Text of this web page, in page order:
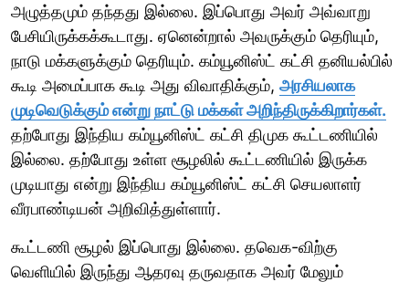
அழுத்தமும் தந்தது இல்லை. இப்பொது அவர் அவ்வாறு
பேசியிருக்கக்கூடாது. ஏனென்றால் அவருக்கும் தெரியும்,
நாடு மக்களுக்கும் தெரியும். கம்யூனிஸ்ட் கட்சி தனியல்பில்
கூடி அமைப்பாக கூடி அது விவாதிக்கும், அரசியலாக
முடிவெடுக்கும் என்று நாட்டு மக்கள் அறிந்திருக்கிறார்கள்.
தற்போது இந்திய கம்யூனிஸ்ட் கட்சி திமுக கூட்டணியில்
இல்லை. தற்போது உள்ள சூழலில் கூட்டணியில் இருக்க
முடியாது என்று இந்திய கம்யூனிஸ்ட் கட்சி செயலாளர்
வீரபாண்டியன் அறிவித்துள்ளார்.
கூட்டணி சூழல் இப்பொது இல்லை. தவெக-விற்கு
வெளியில் இருந்து ஆதரவு தருவதாக அவர் மேலும்